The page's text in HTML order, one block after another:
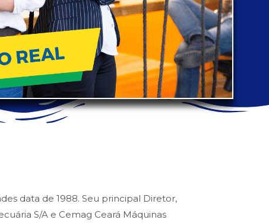
data de 1988. Seu principal Diretor,
S/A e Cemag Ceará Máquinas